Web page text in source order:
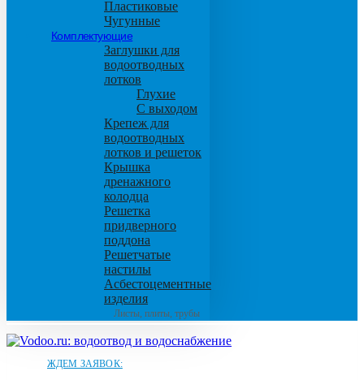
Пластиковые
Чугунные
Комплектующие
Заглушки для
водоотводных
лотков
Глухие
С выходом
Крепеж для
водоотводных
лотков и решеток
Крышка
дренажного
колодца
Решетка
придверного
поддона
Решетчатые
настилы
Асбестоцементные
изделия
Листы, плиты, трубы
ЖДЕМ ЗАЯВОК: